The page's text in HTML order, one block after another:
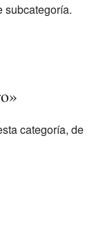
subcategoría.
categoría, de